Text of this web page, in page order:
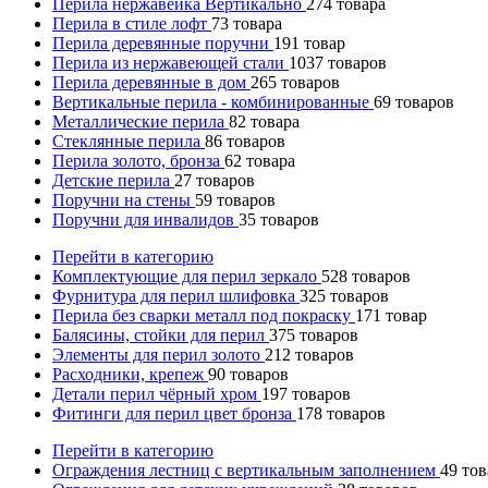
Перила нержавейка Вертикально 274 товара
Перила в стиле лофт 73 товара
Перила деревянные поручни 191 товар
Перила из нержавеющей стали 1037 товаров
Перила деревянные в дом 265 товаров
Вертикальные перила - комбинированные 69 товаров
Металлические перила 82 товара
Стеклянные перила 86 товаров
Перила золото, бронза 62 товара
Детские перила 27 товаров
Поручни на стены 59 товаров
Поручни для инвалидов 35 товаров
Перейти в категорию
Комплектующие для перил зеркало 528 товаров
Фурнитура для перил шлифовка 325 товаров
Перила без сварки металл под покраску 171 товар
Балясины, стойки для перил 375 товаров
Элементы для перил золото 212 товаров
Расходники, крепеж 90 товаров
Детали перил чёрный хром 197 товаров
Фитинги для перил цвет бронза 178 товаров
Перейти в категорию
Ограждения лестниц с вертикальным заполнением 49